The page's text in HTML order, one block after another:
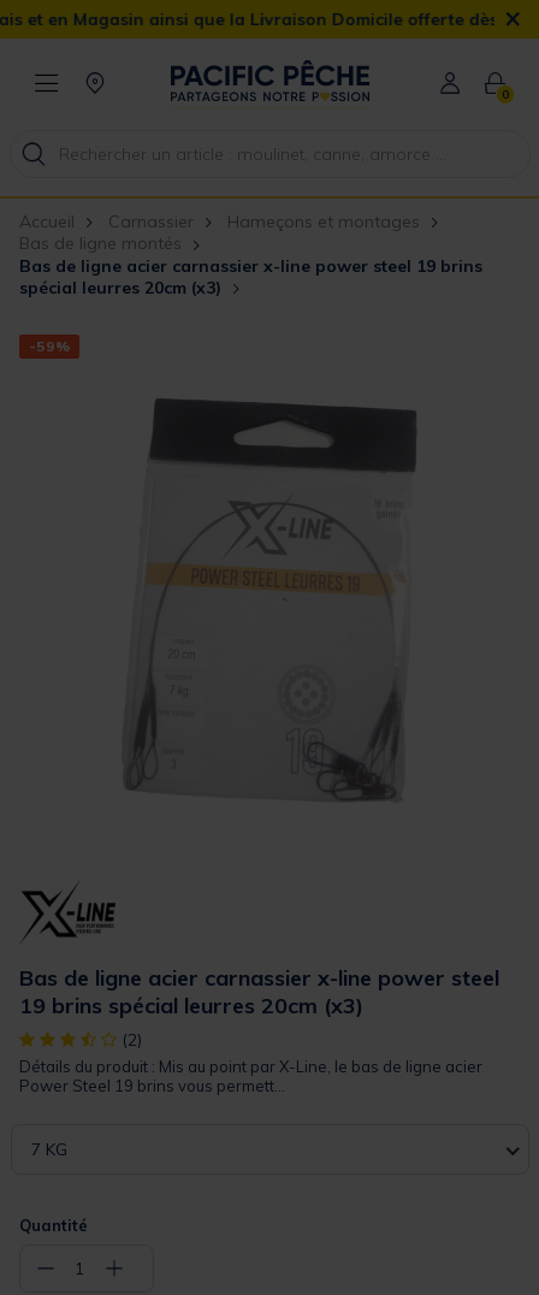
ainsi que la Livraison Domicile offerte dès 90€ ×
0
Accueil Carnassier
Hameçons et montages
Bas de ligne montés
Bas de ligne acier carnassier x-line power steel 19 brins
spécial leurres 20cm (x3)
-59%
Bas de ligne acier carnassier x-line power steel
19 brins spécial leurres 20cm (x3)
[object Object] out of 5 Customer Rating
(2)
Détails du produit : Mis au point par X-Line, le bas de ligne acier
Power Steel 19 brins vous permett...
7 KG
Quantité
− 1 +